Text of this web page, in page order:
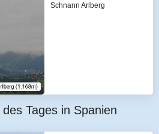
Schnann Arlberg
Tages in Spanien